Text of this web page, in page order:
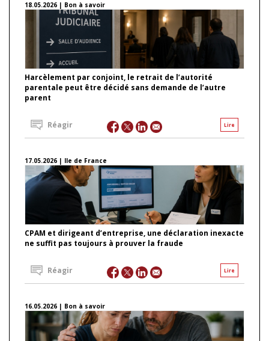
18.05.2026 | Bon à savoir
Harcèlement par conjoint, le retrait de l’autorité
parentale peut être décidé sans demande de l’autre
parent
Lire
Réagir
17.05.2026 | Ile de France
CPAM et dirigeant d’entreprise, une déclaration inexacte
ne suffit pas toujours à prouver la fraude
Lire
Réagir
16.05.2026 | Bon à savoir